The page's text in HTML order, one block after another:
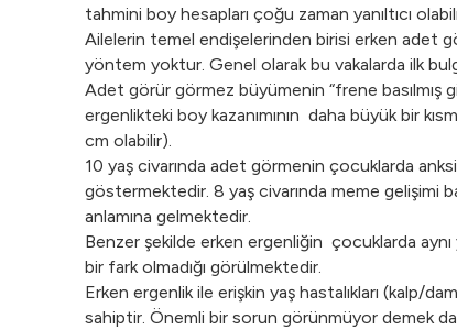
tahmini boy hesapları çoğu zaman yanıltıcı
Ailelerin temel endişelerinden birisi erken adet
yöntem yoktur. Genel olarak bu vakalarda ilk
Adet görür görmez büyümenin “frene basılmış
ergenlikteki boy kazanımının daha büyük bir
cm olabilir).
10 yaş civarında adet görmenin çocuklarda
göstermektedir. 8 yaş civarında meme gelişimi
anlamına gelmektedir.
Benzer şekilde erken ergenliğin çocuklarda
bir fark olmadığı görülmektedir.
Erken ergenlik ile erişkin yaş hastalıkları (kalp/
sahiptir. Önemli bir sorun görünmüyor demek